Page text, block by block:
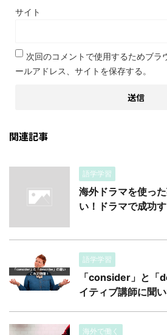
サイト
次回のコメントで使用するためブラ
ールアドレス、サイトを保存する。
関連記事
語学学習
海外ドラマを使っ
い！ドラマで成功
語学学習
「consider」と「
イティブ講師に聞
海外で働く